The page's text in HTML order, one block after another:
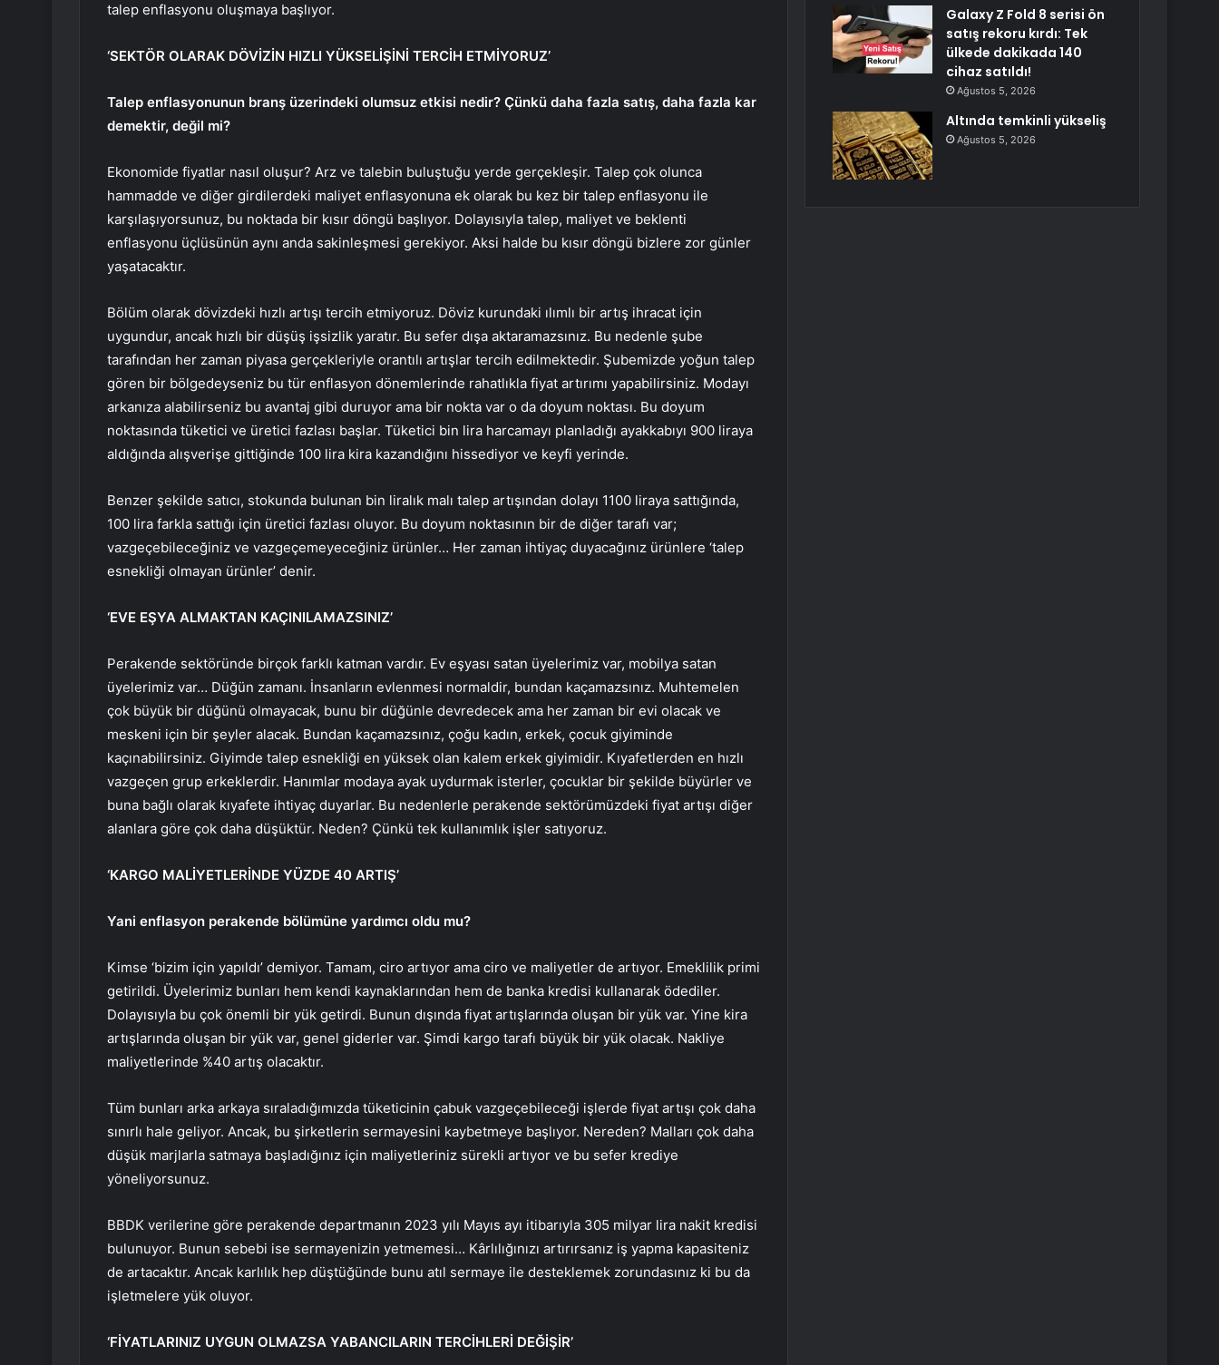
talep enflasyonu oluşmaya başlıyor.
‘SEKTÖR OLARAK DÖVİZİN HIZLI YÜKSELİŞİNİ TERCİH ETMİYORUZ’
Talep enflasyonunun branş üzerindeki olumsuz etkisi nedir? Çünkü daha fazla satış, daha fazla kar
demektir, değil mi?
Ekonomide fiyatlar nasıl oluşur? Arz ve talebin buluştuğu yerde gerçekleşir. Talep çok olunca
hammadde ve diğer girdilerdeki maliyet enflasyonuna ek olarak bu kez bir talep enflasyonu ile
karşılaşıyorsunuz, bu noktada bir kısır döngü başlıyor. Dolayısıyla talep, maliyet ve beklenti
enflasyonu üçlüsünün aynı anda sakinleşmesi gerekiyor. Aksi halde bu kısır döngü bizlere zor günler
yaşatacaktır.
Bölüm olarak dövizdeki hızlı artışı tercih etmiyoruz. Döviz kurundaki ılımlı bir artış ihracat için
uygundur, ancak hızlı bir düşüş işsizlik yaratır. Bu sefer dışa aktaramazsınız. Bu nedenle şube
tarafından her zaman piyasa gerçekleriyle orantılı artışlar tercih edilmektedir. Şubemizde yoğun talep
gören bir bölgedeyseniz bu tür enflasyon dönemlerinde rahatlıkla fiyat artırımı yapabilirsiniz. Modayı
arkanıza alabilirseniz bu avantaj gibi duruyor ama bir nokta var o da doyum noktası. Bu doyum
noktasında tüketici ve üretici fazlası başlar. Tüketici bin lira harcamayı planladığı ayakkabıyı 900 liraya
aldığında alışverişe gittiğinde 100 lira kira kazandığını hissediyor ve keyfi yerinde.
Benzer şekilde satıcı, stokunda bulunan bin liralık malı talep artışından dolayı 1100 liraya sattığında,
100 lira farkla sattığı için üretici fazlası oluyor. Bu doyum noktasının bir de diğer tarafı var;
vazgeçebileceğiniz ve vazgeçemeyeceğiniz ürünler… Her zaman ihtiyaç duyacağınız ürünlere ‘talep
esnekliği olmayan ürünler’ denir.
‘EVE EŞYA ALMAKTAN KAÇINILAMAZSINIZ’
Perakende sektöründe birçok farklı katman vardır. Ev eşyası satan üyelerimiz var, mobilya satan
üyelerimiz var… Düğün zamanı. İnsanların evlenmesi normaldir, bundan kaçamazsınız. Muhtemelen
çok büyük bir düğünü olmayacak, bunu bir düğünle devredecek ama her zaman bir evi olacak ve
meskeni için bir şeyler alacak. Bundan kaçamazsınız, çoğu kadın, erkek, çocuk giyiminde
kaçınabilirsiniz. Giyimde talep esnekliği en yüksek olan kalem erkek giyimidir. Kıyafetlerden en hızlı
vazgeçen grup erkeklerdir. Hanımlar modaya ayak uydurmak isterler, çocuklar bir şekilde büyürler ve
buna bağlı olarak kıyafete ihtiyaç duyarlar. Bu nedenlerle perakende sektörümüzdeki fiyat artışı diğer
alanlara göre çok daha düşüktür. Neden? Çünkü tek kullanımlık işler satıyoruz.
‘KARGO MALİYETLERİNDE YÜZDE 40 ARTIŞ’
Yani enflasyon perakende bölümüne yardımcı oldu mu?
Kimse ‘bizim için yapıldı’ demiyor. Tamam, ciro artıyor ama ciro ve maliyetler de artıyor. Emeklilik primi
getirildi. Üyelerimiz bunları hem kendi kaynaklarından hem de banka kredisi kullanarak ödediler.
Dolayısıyla bu çok önemli bir yük getirdi. Bunun dışında fiyat artışlarında oluşan bir yük var. Yine kira
artışlarında oluşan bir yük var, genel giderler var. Şimdi kargo tarafı büyük bir yük olacak. Nakliye
maliyetlerinde %40 artış olacaktır.
Tüm bunları arka arkaya sıraladığımızda tüketicinin çabuk vazgeçebileceği işlerde fiyat artışı çok daha
sınırlı hale geliyor. Ancak, bu şirketlerin sermayesini kaybetmeye başlıyor. Nereden? Malları çok daha
düşük marjlarla satmaya başladığınız için maliyetleriniz sürekli artıyor ve bu sefer krediye
yöneliyorsunuz.
BBDK verilerine göre perakende departmanın 2023 yılı Mayıs ayı itibarıyla 305 milyar lira nakit kredisi
bulunuyor. Bunun sebebi ise sermayenizin yetmemesi… Kârlılığınızı artırırsanız iş yapma kapasiteniz
de artacaktır. Ancak karlılık hep düştüğünde bunu atıl sermaye ile desteklemek zorundasınız ki bu da
işletmelere yük oluyor.
‘FİYATLARINIZ UYGUN OLMAZSA YABANCILARIN TERCİHLERİ DEĞİŞİR’
Galaxy Z Fold 8 serisi ön
satış rekoru kırdı: Tek
ülkede dakikada 140
cihaz satıldı!
Ağustos 5, 2026
Altında temkinli yükseliş
Ağustos 5, 2026